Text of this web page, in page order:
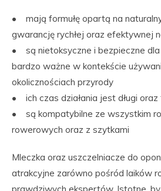
• mają formułę opartą na
gwarancję rychłej oraz efektywnej
• są nietoksyczne i bezpieczne
bardzo ważne w kontekście
okolicznościach przyrody
• ich czas działania jest długi
• są kompatybilne ze wszystkim
rowerowych oraz z szytkami
Mleczka oraz uszczelniacze do
atrakcyjne zarówno pośród laików